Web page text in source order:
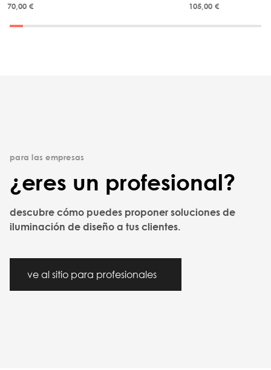
70,00 € 105,00 €
para las empresas
¿eres un profesional?
descubre cómo puedes proponer soluciones de
iluminación de diseño a tus clientes.
ve al sitio para profesionales